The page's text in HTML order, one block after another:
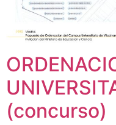
(concurso)